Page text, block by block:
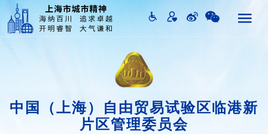
中国（上海）自由贸易试验区临港新
片区管理委员会